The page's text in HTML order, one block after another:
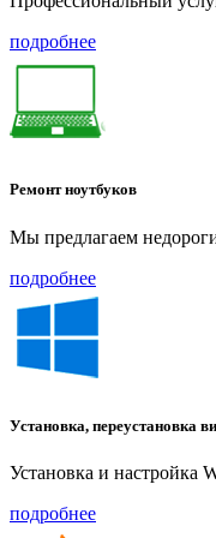
подробнее
Ремонт ноутбуков
Мы предлагаем
подробнее
Установка, переустановка
Установка и настройка
подробнее